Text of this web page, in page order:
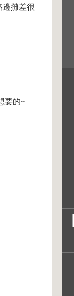
邊攤差很
要的~